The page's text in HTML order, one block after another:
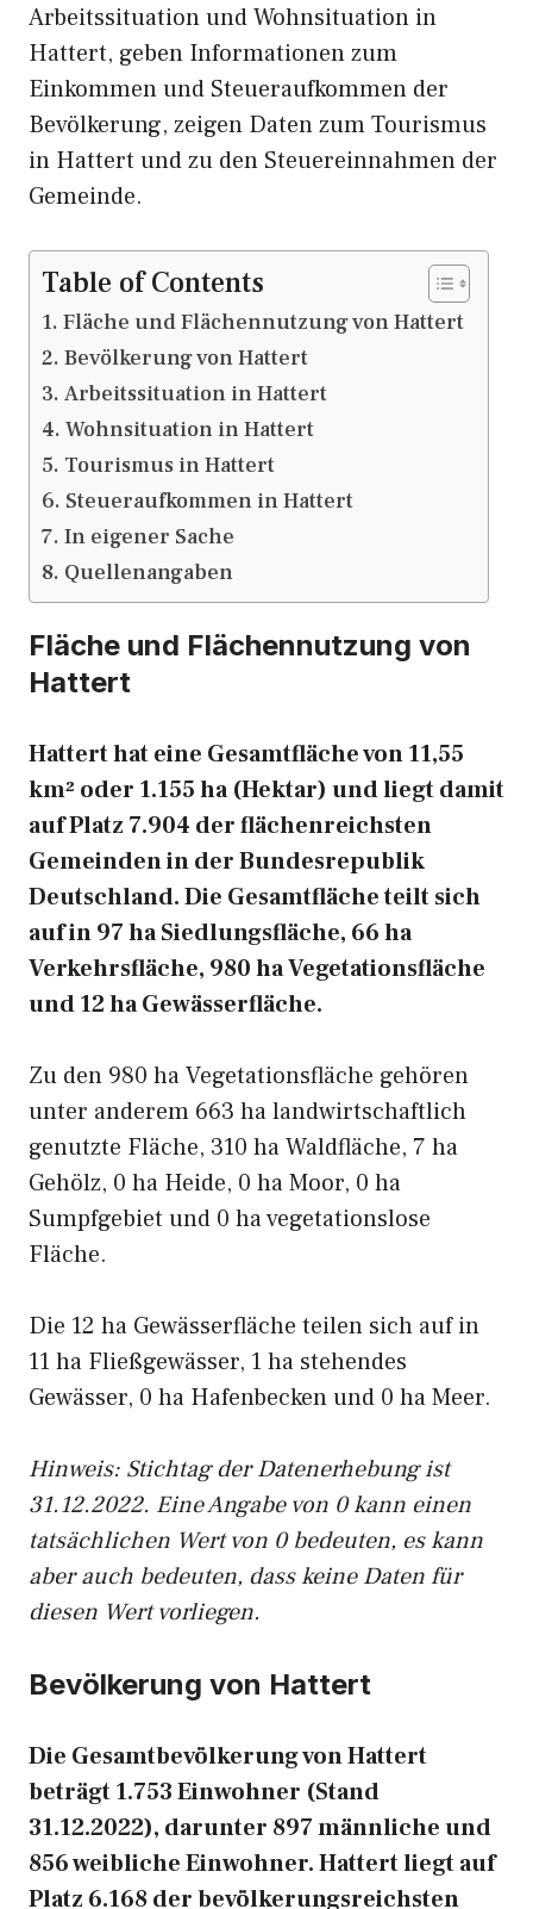
Arbeitssituation und Wohnsituation in
Hattert, geben Informationen zum
Einkommen und Steueraufkommen der
Bevölkerung, zeigen Daten zum Tourismus
in Hattert und zu den Steuereinnahmen der
Gemeinde.
Table of Contents
Fläche und Flächennutzung von Hattert
Bevölkerung von Hattert
Arbeitssituation in Hattert
Wohnsituation in Hattert
Tourismus in Hattert
Steueraufkommen in Hattert
In eigener Sache
Quellenangaben
Fläche und Flächennutzung von
Hattert
Hattert hat eine Gesamtfläche von 11,55
km² oder 1.155 ha (Hektar) und liegt damit
auf Platz 7.904 der flächenreichsten
Gemeinden in der Bundesrepublik
Deutschland. Die Gesamtfläche teilt sich
auf in 97 ha Siedlungsfläche, 66 ha
Verkehrsfläche, 980 ha Vegetationsfläche
und 12 ha Gewässerfläche.
Zu den 980 ha Vegetationsfläche gehören
unter anderem 663 ha landwirtschaftlich
genutzte Fläche, 310 ha Waldfläche, 7 ha
Gehölz, 0 ha Heide, 0 ha Moor, 0 ha
Sumpfgebiet und 0 ha vegetationslose
Fläche.
Die 12 ha Gewässerfläche teilen sich auf in
11 ha Fließgewässer, 1 ha stehendes
Gewässer, 0 ha Hafenbecken und 0 ha Meer.
Hinweis: Stichtag der Datenerhebung ist
31.12.2022. Eine Angabe von 0 kann einen
tatsächlichen Wert von 0 bedeuten, es kann
aber auch bedeuten, dass keine Daten für
diesen Wert vorliegen.
Bevölkerung von Hattert
Die Gesamtbevölkerung von Hattert
beträgt 1.753 Einwohner (Stand
31.12.2022), darunter 897 männliche und
856 weibliche Einwohner. Hattert liegt auf
Platz 6.168 der bevölkerungsreichsten